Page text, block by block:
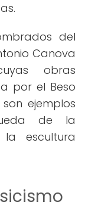
del
Canova
obras
por el Beso
ejemplos
de la
escultura